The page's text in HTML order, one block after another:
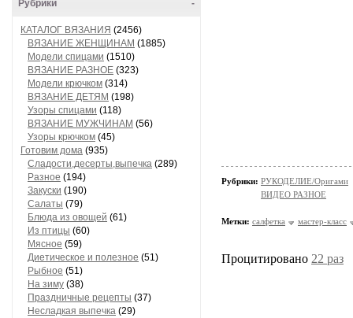
-
Рубрики
КАТАЛОГ ВЯЗАНИЯ (2456)
ВЯЗАНИЕ ЖЕНЩИНАМ (1885)
Модели спицами (1510)
ВЯЗАНИЕ РАЗНОЕ (323)
Модели крючком (314)
ВЯЗАНИЕ ДЕТЯМ (198)
Узоры спицами (118)
ВЯЗАНИЕ МУЖЧИНАМ (56)
Узоры крючком (45)
Готовим дома (935)
Сладости,десерты,выпечка (289)
Разное (194)
Закуски (190)
Салаты (79)
Блюда из овощей (61)
Из птицы (60)
Мясное (59)
Диетическое и полезное (51)
Рыбное (51)
На зиму (38)
Праздничные рецепты (37)
Несладкая выпечка (29)
Рубрики: РУКОДЕЛИЕ/Оригами
ВИДЕО РАЗНОЕ
Метки: салфетка мастер-класс
Процитировано 22 раз